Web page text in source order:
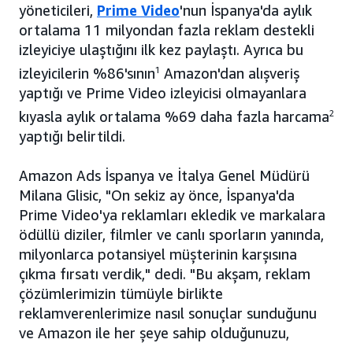
yöneticileri, Prime Video'nun İspanya'da aylık
ortalama 11 milyondan fazla reklam destekli
izleyiciye ulaştığını ilk kez paylaştı. Ayrıca bu
izleyicilerin %86'sının1 Amazon'dan alışveriş
yaptığı ve Prime Video izleyicisi olmayanlara
kıyasla aylık ortalama %69 daha fazla harcama2
yaptığı belirtildi.
Amazon Ads İspanya ve İtalya Genel Müdürü
Milana Glisic, "On sekiz ay önce, İspanya'da
Prime Video'ya reklamları ekledik ve markalara
ödüllü diziler, filmler ve canlı sporların yanında,
milyonlarca potansiyel müşterinin karşısına
çıkma fırsatı verdik," dedi. "Bu akşam, reklam
çözümlerimizin tümüyle birlikte
reklamverenlerimize nasıl sonuçlar sunduğunu
ve Amazon ile her şeye sahip olduğunuzu,